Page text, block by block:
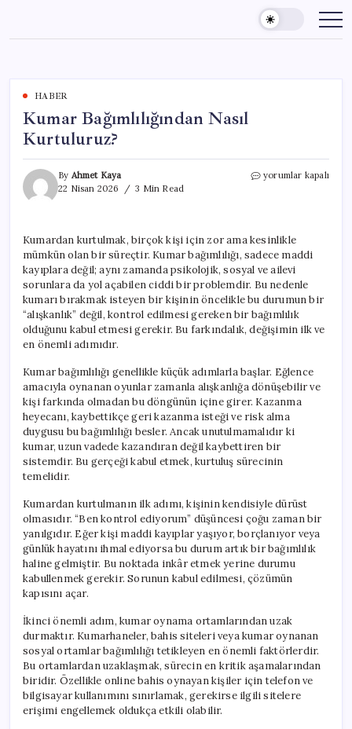
content
HABER
Kumar Bağımlılığından Nasıl
Kurtuluruz?
By Ahmet Kaya
22 Nisan 2026
3 Min Read
Kumar
yorumlar kapalı
Kumardan kurtulmak, birçok kişi için zor ama kesinlikle
mümkün olan bir süreçtir. Kumar bağımlılığı, sadece maddi
kayıplara değil; aynı zamanda psikolojik, sosyal ve ailevi
sorunlara da yol açabilen ciddi bir problemdir. Bu nedenle
kumarı bırakmak isteyen bir kişinin öncelikle bu durumun bir
“alışkanlık” değil, kontrol edilmesi gereken bir bağımlılık
olduğunu kabul etmesi gerekir. Bu farkındalık, değişimin ilk ve
en önemli adımıdır.
Kumar bağımlılığı genellikle küçük adımlarla başlar. Eğlence
amacıyla oynanan oyunlar zamanla alışkanlığa dönüşebilir ve
kişi farkında olmadan bu döngünün içine girer. Kazanma
heyecanı, kaybettikçe geri kazanma isteği ve risk alma
duygusu bu bağımlılığı besler. Ancak unutulmamalıdır ki
kumar, uzun vadede kazandıran değil kaybettiren bir
sistemdir. Bu gerçeği kabul etmek, kurtuluş sürecinin
temelidir.
Kumardan kurtulmanın ilk adımı, kişinin kendisiyle dürüst
olmasıdır. “Ben kontrol ediyorum” düşüncesi çoğu zaman bir
yanılgıdır. Eğer kişi maddi kayıplar yaşıyor, borçlanıyor veya
günlük hayatını ihmal ediyorsa bu durum artık bir bağımlılık
haline gelmiştir. Bu noktada inkâr etmek yerine durumu
kabullenmek gerekir. Sorunun kabul edilmesi, çözümün
kapısını açar.
İkinci önemli adım, kumar oynama ortamlarından uzak
durmaktır. Kumarhaneler, bahis siteleri veya kumar oynanan
sosyal ortamlar bağımlılığı tetikleyen en önemli faktörlerdir.
Bu ortamlardan uzaklaşmak, sürecin en kritik aşamalarından
biridir. Özellikle online bahis oynayan kişiler için telefon ve
bilgisayar kullanımını sınırlamak, gerekirse ilgili sitelere
erişimi engellemek oldukça etkili olabilir.